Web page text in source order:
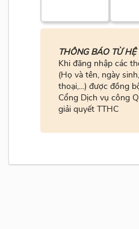
THÔNG BÁO TỪ HỆ
Khi đăng nhập các
(Họ và tên, ngày
thoại,...) được đồng
Cổng Dịch vụ công
giải quyết TTHC